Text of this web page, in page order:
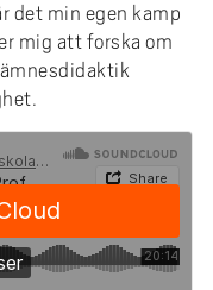
det min egen kamp
mig att forska om